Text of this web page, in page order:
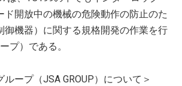
ド開放中の機械の危険動作の防止のた
御機器）に関する規格開発の作業を行
プ）である。
ループ（JSA GROUP）について＞